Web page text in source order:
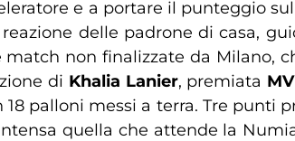
e a portare il punteggio
delle padrone di casa,
non finalizzate da Milano,
di Khalia Lanier, premiata
palloni messi a terra. Tre punti
quella che attende la